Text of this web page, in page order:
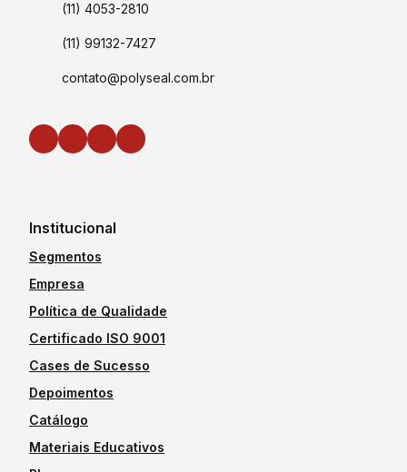
(11) 4053-2810
(11) 99132-7427
contato@polyseal.com.br
Institucional
Segmentos
Empresa
Política de Qualidade
Certificado ISO 9001
Cases de Sucesso
Depoimentos
Catálogo
Materiais Educativos